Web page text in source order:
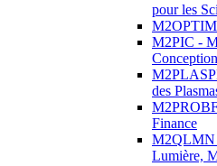
pour les
M2PIC -
Conception
des
Finance
M2QLMN
Lumière,